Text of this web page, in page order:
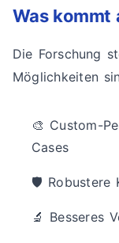
Was kommt
Die Forschung
Möglichkeiten
🎨 Custom-
Cases
🛡️ Robustere
🔬 Besseres